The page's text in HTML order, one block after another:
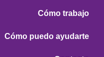
Cómo trabajo
Cómo puedo ayudarte